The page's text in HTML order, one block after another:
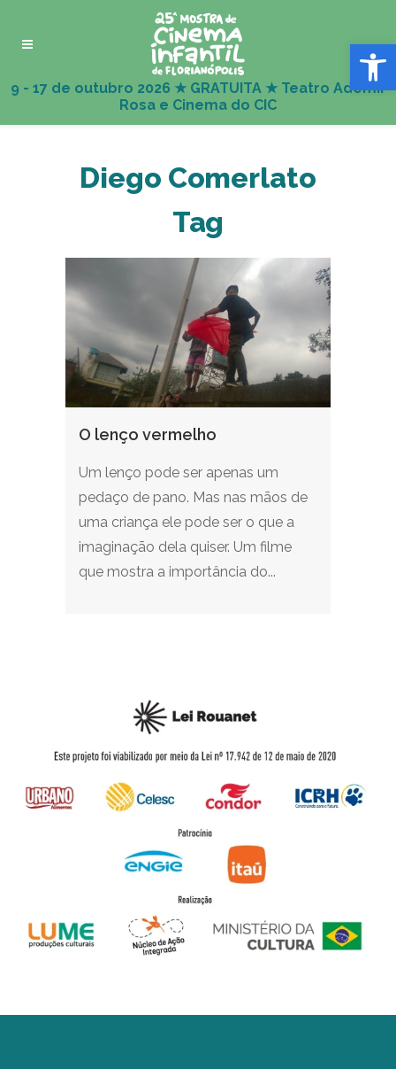
Abrir
Diego Comerlato
Tag
O lenço vermelho
Um lenço pode ser apenas um
pedaço de pano. Mas nas mãos de
uma criança ele pode ser o que a
imaginação dela quiser. Um filme
que mostra a importância do...